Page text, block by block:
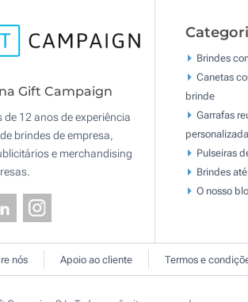
Gift Campaign
de 12 anos de experiência
brindes de empresa,
e merchandising
Brindes
Canetas
brinde
Garrafas
Pulseiras
Brindes
O nosso
nós Apoio ao cliente Termos e